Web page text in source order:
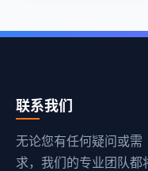
联系我们
无论您有任何疑问或需
求，我们的专业团队都